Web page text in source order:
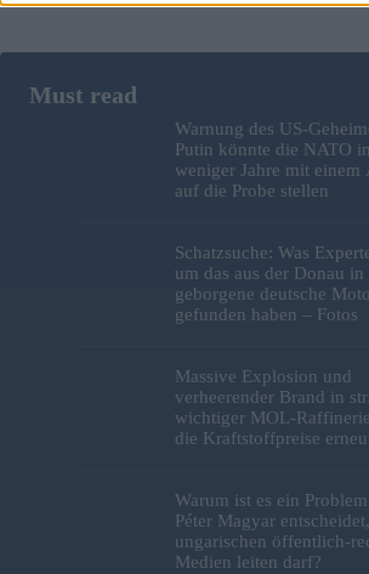
Warnung des US-
Putin könnte die NATO
weniger Jahre mit
auf die Probe stellen
Schatzsuche: Was
um das aus der Donau in
geborgene deutsche
gefunden haben – Fotos
Massive Explosion und
verheerender Brand in
wichtiger MOL-
die Kraftstoffpreise
Warum ist es ein
Péter Magyar
ungarischen öffentlich-
Medien leiten darf?